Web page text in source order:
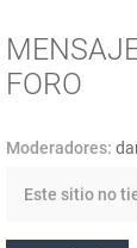
FORO
Moderadores:
Este sitio no